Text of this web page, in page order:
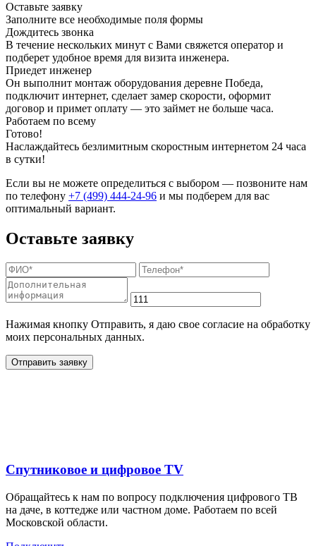
Оставьте заявку
Заполните все необходимые поля формы
Дождитесь звонка
В течение нескольких минут с Вами свяжется оператор и
подберет удобное время для визита инженера.
Приедет инженер
Он выполнит монтаж оборудования деревне Победа,
подключит интернет, сделает замер скорости, оформит
договор и примет оплату — это займет не больше часа.
Работаем по всему
Готово!
Наслаждайтесь безлимитным скоростным интернетом 24 часа
в сутки!
Если вы не можете определиться с выбором — позвоните нам
по телефону +7 (499) 444-24-96 и мы подберем для вас
оптимальный вариант.
Оставьте заявку
Нажимая кнопку Отправить, я даю свое согласие на обработку
моих персональных данных.
Отправить заявку
Спутниковое и цифровое TV
Обращайтесь к нам по вопросу подключения цифрового ТВ
на даче, в коттедже или частном доме. Работаем по всей
Московской области.